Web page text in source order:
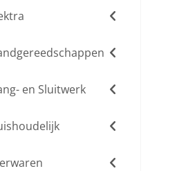
en Sluitwerk